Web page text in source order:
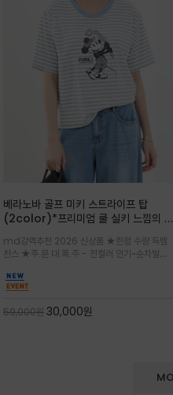
베라노바 골프 미키 스트라이프 탑
(2color)*프리미엄 쿨 실키 느낌의 폴
내 ★골프 미키티 포함 구매및 20만원
넘는 구매고객님께는 타이틀리스트 베라
노바 골프공 2피스 3구 증정(소진시 마
감)★
md강력추천 2026 신상품 ★한정 수량 득템
찬스 ★주.문.대.폭.주 - 전컬러 인기~순차발송
이프가 산뜻한 컬러감을 연출/안정감 있는 라운
드 넥라인과 여유있는 스탠다드 핏으로 여름내내
이쁘게 입으세요 ^^
59,000원30,000원